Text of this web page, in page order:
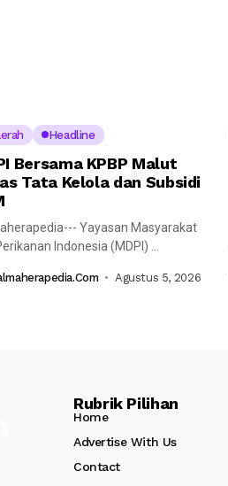
Headline
Bersama KPBP Malut
Tata Kelola dan Subsidi
Yayasan Masyarakat
Indonesia (MDPI)
Komite...
Agustus 5, 2026
Rubrik Pilihan
Home
Advertise With Us
Contact